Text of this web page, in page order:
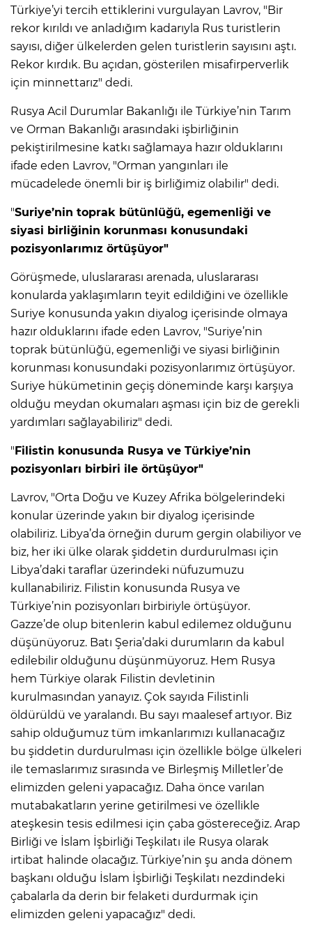
Türkiye’yi tercih ettiklerini vurgulayan Lavrov, "Bir
rekor kırıldı ve anladığım kadarıyla Rus turistlerin
sayısı, diğer ülkelerden gelen turistlerin sayısını aştı.
Rekor kırdık. Bu açıdan, gösterilen misafirperverlik
için minnettarız" dedi.
Rusya Acil Durumlar Bakanlığı ile Türkiye’nin Tarım
ve Orman Bakanlığı arasındaki işbirliğinin
pekiştirilmesine katkı sağlamaya hazır olduklarını
ifade eden Lavrov, "Orman yangınları ile
mücadelede önemli bir iş birliğimiz olabilir" dedi.
"Suriye’nin toprak bütünlüğü, egemenliği ve
siyasi birliğinin korunması konusundaki
pozisyonlarımız örtüşüyor"
Görüşmede, uluslararası arenada, uluslararası
konularda yaklaşımların teyit edildiğini ve özellikle
Suriye konusunda yakın diyalog içerisinde olmaya
hazır olduklarını ifade eden Lavrov, "Suriye’nin
toprak bütünlüğü, egemenliği ve siyasi birliğinin
korunması konusundaki pozisyonlarımız örtüşüyor.
Suriye hükümetinin geçiş döneminde karşı karşıya
olduğu meydan okumaları aşması için biz de gerekli
yardımları sağlayabiliriz" dedi.
"Filistin konusunda Rusya ve Türkiye’nin
pozisyonları birbiri ile örtüşüyor"
Lavrov, "Orta Doğu ve Kuzey Afrika bölgelerindeki
konular üzerinde yakın bir diyalog içerisinde
olabiliriz. Libya’da örneğin durum gergin olabiliyor ve
biz, her iki ülke olarak şiddetin durdurulması için
Libya’daki taraflar üzerindeki nüfuzumuzu
kullanabiliriz. Filistin konusunda Rusya ve
Türkiye’nin pozisyonları birbiriyle örtüşüyor.
Gazze’de olup bitenlerin kabul edilemez olduğunu
düşünüyoruz. Batı Şeria’daki durumların da kabul
edilebilir olduğunu düşünmüyoruz. Hem Rusya
hem Türkiye olarak Filistin devletinin
kurulmasından yanayız. Çok sayıda Filistinli
öldürüldü ve yaralandı. Bu sayı maalesef artıyor. Biz
sahip olduğumuz tüm imkanlarımızı kullanacağız
bu şiddetin durdurulması için özellikle bölge ülkeleri
ile temaslarımız sırasında ve Birleşmiş Milletler’de
elimizden geleni yapacağız. Daha önce varılan
mutabakatların yerine getirilmesi ve özellikle
ateşkesin tesis edilmesi için çaba göstereceğiz. Arap
Birliği ve İslam İşbirliği Teşkilatı ile Rusya olarak
irtibat halinde olacağız. Türkiye’nin şu anda dönem
başkanı olduğu İslam İşbirliği Teşkilatı nezdindeki
çabalarla da derin bir felaketi durdurmak için
elimizden geleni yapacağız" dedi.